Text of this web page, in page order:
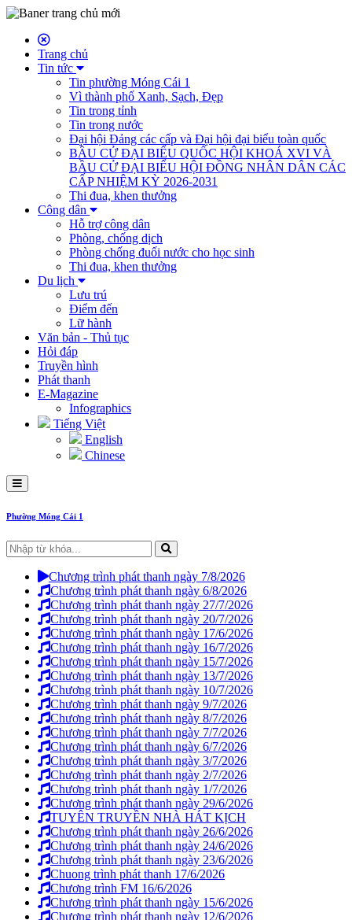
Trang chủ
Tin tức
Tin phường Móng Cái 1
Vì thành phố Xanh, Sạch, Đẹp
Tin trong tỉnh
Tin trong nước
Đại hội Đảng các cấp và Đại hội đại biểu toàn quốc
BẦU CỬ ĐẠI BIỂU QUỐC HỘI KHOÁ XVI VÀ
BẦU CỬ ĐẠI BIỂU HỘI ĐỒNG NHÂN DÂN CÁC
CẤP NHIỆM KỲ 2026-2031
Thi đua, khen thưởng
Công dân
Hỗ trợ công dân
Phòng, chống dịch
Phòng chống đuối nước cho học sinh
Thi đua, khen thưởng
Du lịch
Lưu trú
Điểm đến
Lữ hành
Văn bản - Thủ tục
Hỏi đáp
Truyền hình
Phát thanh
E-Magazine
Infographics
Tiếng Việt
English
Chinese
Phường Móng Cái 1
Chương trình phát thanh ngày 7/8/2026
Chương trình phát thanh ngày 6/8/2026
Chương trình phát thanh ngày 27/7/2026
Chương trình phát thanh ngày 20/7/2026
Chương trình phát thanh ngày 17/6/2026
Chương trình phát thanh ngày 16/7/2026
Chương trình phát thanh ngày 15/7/2026
Chương trình phát thanh ngày 13/7/2026
Chương trình phát thanh ngày 10/7/2026
Chương trình phát thanh ngày 9/7/2026
Chương trình phát thanh ngày 8/7/2026
Chương trình phát thanh ngày 7/7/2026
Chương trình phát thanh ngày 6/7/2026
Chương trình phát thanh ngày 3/7/2026
Chương trình phát thanh ngày 2/7/2026
Chương trình phát thanh ngày 1/7/2026
Chương trình phát thanh ngày 29/6/2026
TUYÊN TRUYỀN NHÀ HÁT KỊCH
Chương trình phát thanh ngày 26/6/2026
Chương trình phát thanh ngày 24/6/2026
Chương trình phát thanh ngày 23/6/2026
Chuong trình phát thanh 17/6/2026
Chương trình FM 16/6/2026
Chương trình phát thanh ngày 15/6/2026
Chương trình phát thanh ngày 12/6/2026